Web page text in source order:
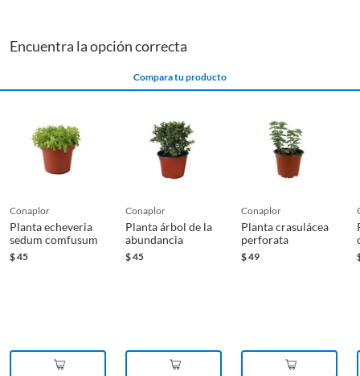
Material del macetero Plástico
Recomendaciones
Usar sustrato con buen
drenaje.
Riego
Tipo de sustrato Mezcla para suculentas
Encuentra la opción correcta
Compara tu producto
conaplor
Planta echeveria
sedum comfusum
$45
conaplor
Planta árbol de la
abundancia
$45
conaplor
Planta crasulácea
perforata
$49